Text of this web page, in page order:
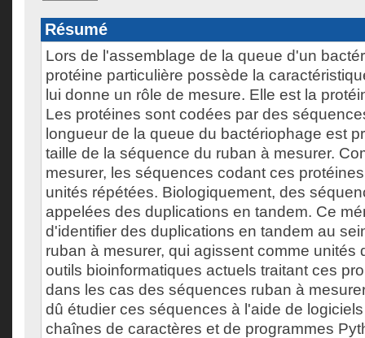
Résumé
Lors de l'assemblage de la queue d'un
protéine particulière possède la
lui donne un rôle de mesure. Elle est la
Les protéines sont codées par des
longueur de la queue du bactériophage est
taille de la séquence du ruban à mesurer.
mesurer, les séquences codant ces
unités répétées. Biologiquement, des
appelées des duplications en tandem. Ce
d'identifier des duplications en tandem au
ruban à mesurer, qui agissent comme unités
outils bioinformatiques actuels traitant ces
dans les cas des séquences ruban à
dû étudier ces séquences à l'aide de
chaînes de caractères et de programmes